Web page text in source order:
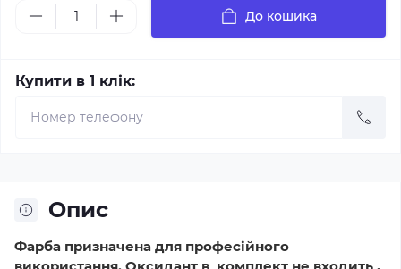
До кошика
Купити в 1 клік:
Опис
Фарба призначена для професійного